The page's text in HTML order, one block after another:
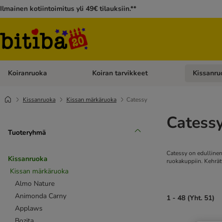
Ilmainen kotiintoimitus yli 49€ tilauksiin.**
Koiranruoka Avaa kategoriavalikko: Koiranruoka
Koiran tarvikkeet Avaa
Kissanruoka Kissan märkäruoka Catessy
Tuoteryhmä
Kissanruoka
Kissan märkäruoka
Almo Nature
Animonda Carny
Applaws
Catessy on
ruokakuppiin.
1 - 48 (Yht. 51)